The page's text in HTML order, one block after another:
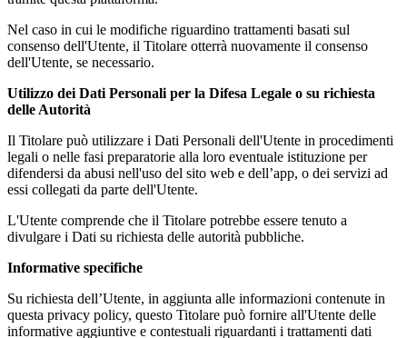
Nel caso in cui le modifiche riguardino trattamenti basati sul
consenso dell'Utente, il Titolare otterrà nuovamente il consenso
dell'Utente, se necessario.
Utilizzo dei Dati Personali per la Difesa Legale o su richiesta
delle Autorità
Il Titolare può utilizzare i Dati Personali dell'Utente in procedimenti
legali o nelle fasi preparatorie alla loro eventuale istituzione per
difendersi da abusi nell'uso del sito web e dell’app, o dei servizi ad
essi collegati da parte dell'Utente.
L'Utente comprende che il Titolare potrebbe essere tenuto a
divulgare i Dati su richiesta delle autorità pubbliche.
Informative specifiche
Su richiesta dell’Utente, in aggiunta alle informazioni contenute in
questa privacy policy, questo Titolare può fornire all'Utente delle
informative aggiuntive e contestuali riguardanti i trattamenti dati